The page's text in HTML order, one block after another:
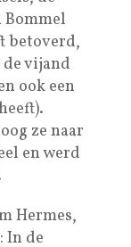
Bommel
betoverd,
vijand
ook een
ze naar
en werd
Hermes,
In de